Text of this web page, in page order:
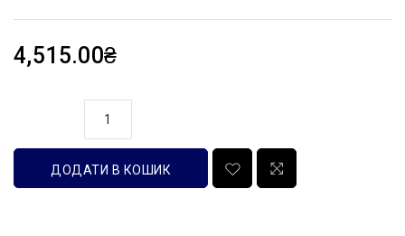
4,515.00₴
ДОДАТИ В КОШИК